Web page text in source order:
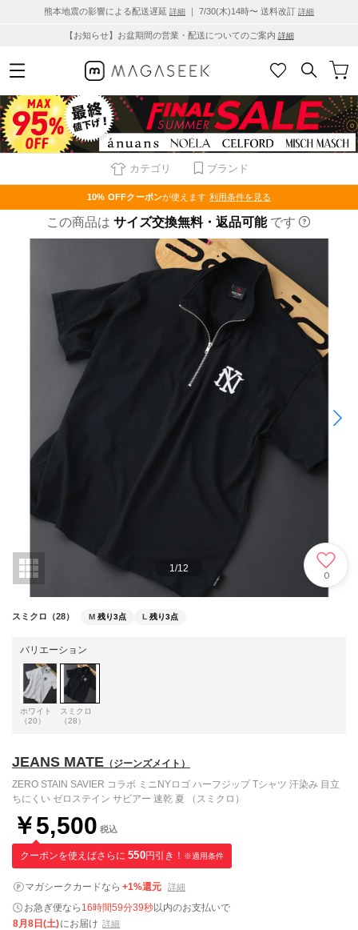
熊本地震の影響による配送遅延 詳細 ｜ 7/30(木)14時〜 送料改訂 詳細
【お知らせ】お盆期間の営業・配送についてのご案内 詳細
カテゴリ ブランド
10% OFFクーポンが使えます 利用条件を見る
この商品は サイズ交換無料・返品可能 です
1 /12
0
スミクロ（28） M 残り3点 L 残り3点
バリエーション
ホワイト
（20）
スミクロ
（28）
JEANS MATE （ジーンズメイト）
ZERO STAIN SAVIER コラボ ミニNYロゴ ハーフジップ Tシャツ 汗染み 目立
ちにくい ゼロステイン サビアー 速乾 夏 （スミクロ）
￥5,500 税込
クーポンを使えばさらに 550円引き！ ※適用条件
マガシークカードなら +1%還元 詳細
お急ぎ便なら 16時間59分38秒以内のお支払いで
8月8日(土)にお届け 詳細